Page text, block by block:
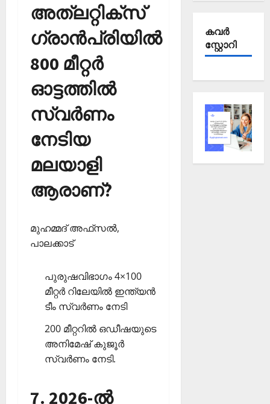
അത്‌ലറ്റിക്‌സ്
ഗ്രാന്‍പ്രിയില്‍
800 മീറ്റര്‍
ഓട്ടത്തില്‍
സ്വര്‍ണം
നേടിയ
മലയാളി
ആരാണ്?
മുഹമ്മദ് അഫ്‌സല്‍,
പാലക്കാട്
പുരുഷവിഭാഗം 4×100
മീറ്റര്‍ റിലേയില്‍ ഇന്ത്യന്‍
ടീം സ്വര്‍ണം നേടി
200 മീറ്ററില്‍ ഒഡീഷയുടെ
അനിമേഷ് കുജൂര്‍
സ്വര്‍ണം നേടി.
7. 2026-ല്‍
കവര്‍
സ്റ്റോറി